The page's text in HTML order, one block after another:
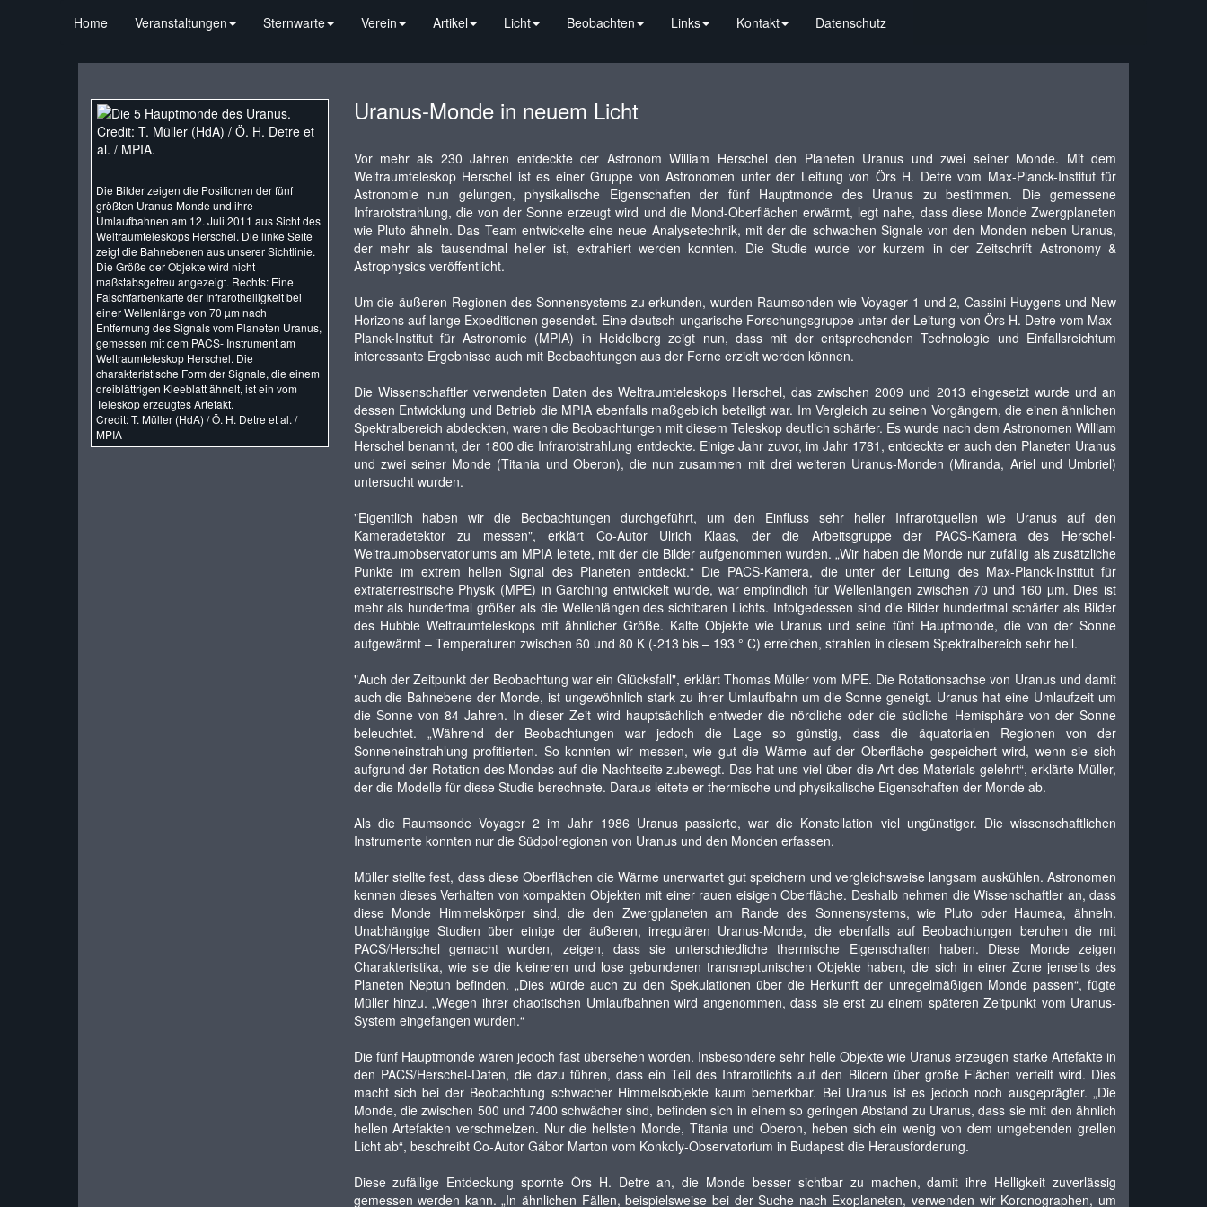
Home Veranstaltungen Sternwarte Verein Artikel Licht Beobachten Links Kontakt Datenschutz
Die Bilder zeigen die Positionen der fünf
größten Uranus-Monde und ihre
Umlaufbahnen am 12. Juli 2011 aus Sicht des
Weltraumteleskops Herschel. Die linke Seite
zeigt die Bahnebenen aus unserer Sichtlinie.
Die Größe der Objekte wird nicht
maßstabsgetreu angezeigt. Rechts: Eine
Falschfarbenkarte der Infrarothelligkeit bei
einer Wellenlänge von 70 µm nach
Entfernung des Signals vom Planeten Uranus,
gemessen mit dem PACS- Instrument am
Weltraumteleskop Herschel. Die
charakteristische Form der Signale, die einem
dreiblättrigen Kleeblatt ähnelt, ist ein vom
Teleskop erzeugtes Artefakt.
Credit: T. Müller (HdA) / Ö. H. Detre et al. /
MPIA
Uranus-Monde in neuem Licht
Vor mehr als 230 Jahren entdeckte der Astronom William Herschel den Planeten Uranus und zwei seiner Monde. Mit dem
Weltraumteleskop Herschel ist es einer Gruppe von Astronomen unter der Leitung von Örs H. Detre vom Max-Planck-Institut für
Astronomie nun gelungen, physikalische Eigenschaften der fünf Hauptmonde des Uranus zu bestimmen. Die gemessene
Infrarotstrahlung, die von der Sonne erzeugt wird und die Mond-Oberflächen erwärmt, legt nahe, dass diese Monde Zwergplaneten
wie Pluto ähneln. Das Team entwickelte eine neue Analysetechnik, mit der die schwachen Signale von den Monden neben Uranus,
der mehr als tausendmal heller ist, extrahiert werden konnten. Die Studie wurde vor kurzem in der Zeitschrift Astronomy &
Astrophysics veröffentlicht.
Um die äußeren Regionen des Sonnensystems zu erkunden, wurden Raumsonden wie Voyager 1 und 2, Cassini-Huygens und New
Horizons auf lange Expeditionen gesendet. Eine deutsch-ungarische Forschungsgruppe unter der Leitung von Örs H. Detre vom Max-
Planck-Institut für Astronomie (MPIA) in Heidelberg zeigt nun, dass mit der entsprechenden Technologie und Einfallsreichtum
interessante Ergebnisse auch mit Beobachtungen aus der Ferne erzielt werden können.
Die Wissenschaftler verwendeten Daten des Weltraumteleskops Herschel, das zwischen 2009 und 2013 eingesetzt wurde und an
dessen Entwicklung und Betrieb die MPIA ebenfalls maßgeblich beteiligt war. Im Vergleich zu seinen Vorgängern, die einen ähnlichen
Spektralbereich abdeckten, waren die Beobachtungen mit diesem Teleskop deutlich schärfer. Es wurde nach dem Astronomen William
Herschel benannt, der 1800 die Infrarotstrahlung entdeckte. Einige Jahr zuvor, im Jahr 1781, entdeckte er auch den Planeten Uranus
und zwei seiner Monde (Titania und Oberon), die nun zusammen mit drei weiteren Uranus-Monden (Miranda, Ariel und Umbriel)
untersucht wurden.
"Eigentlich haben wir die Beobachtungen durchgeführt, um den Einfluss sehr heller Infrarotquellen wie Uranus auf den
Kameradetektor zu messen", erklärt Co-Autor Ulrich Klaas, der die Arbeitsgruppe der PACS-Kamera des Herschel-
Weltraumobservatoriums am MPIA leitete, mit der die Bilder aufgenommen wurden. „Wir haben die Monde nur zufällig als zusätzliche
Punkte im extrem hellen Signal des Planeten entdeckt.“ Die PACS-Kamera, die unter der Leitung des Max-Planck-Institut für
extraterrestrische Physik (MPE) in Garching entwickelt wurde, war empfindlich für Wellenlängen zwischen 70 und 160 µm. Dies ist
mehr als hundertmal größer als die Wellenlängen des sichtbaren Lichts. Infolgedessen sind die Bilder hundertmal schärfer als Bilder
des Hubble Weltraumteleskops mit ähnlicher Größe. Kalte Objekte wie Uranus und seine fünf Hauptmonde, die von der Sonne
aufgewärmt – Temperaturen zwischen 60 und 80 K (-213 bis – 193 ° C) erreichen, strahlen in diesem Spektralbereich sehr hell.
"Auch der Zeitpunkt der Beobachtung war ein Glücksfall", erklärt Thomas Müller vom MPE. Die Rotationsachse von Uranus und damit
auch die Bahnebene der Monde, ist ungewöhnlich stark zu ihrer Umlaufbahn um die Sonne geneigt. Uranus hat eine Umlaufzeit um
die Sonne von 84 Jahren. In dieser Zeit wird hauptsächlich entweder die nördliche oder die südliche Hemisphäre von der Sonne
beleuchtet. „Während der Beobachtungen war jedoch die Lage so günstig, dass die äquatorialen Regionen von der
Sonneneinstrahlung profitierten. So konnten wir messen, wie gut die Wärme auf der Oberfläche gespeichert wird, wenn sie sich
aufgrund der Rotation des Mondes auf die Nachtseite zubewegt. Das hat uns viel über die Art des Materials gelehrt“, erklärte Müller,
der die Modelle für diese Studie berechnete. Daraus leitete er thermische und physikalische Eigenschaften der Monde ab.
Als die Raumsonde Voyager 2 im Jahr 1986 Uranus passierte, war die Konstellation viel ungünstiger. Die wissenschaftlichen
Instrumente konnten nur die Südpolregionen von Uranus und den Monden erfassen.
Müller stellte fest, dass diese Oberflächen die Wärme unerwartet gut speichern und vergleichsweise langsam auskühlen. Astronomen
kennen dieses Verhalten von kompakten Objekten mit einer rauen eisigen Oberfläche. Deshalb nehmen die Wissenschaftler an, dass
diese Monde Himmelskörper sind, die den Zwergplaneten am Rande des Sonnensystems, wie Pluto oder Haumea, ähneln.
Unabhängige Studien über einige der äußeren, irregulären Uranus-Monde, die ebenfalls auf Beobachtungen beruhen die mit
PACS/Herschel gemacht wurden, zeigen, dass sie unterschiedliche thermische Eigenschaften haben. Diese Monde zeigen
Charakteristika, wie sie die kleineren und lose gebundenen transneptunischen Objekte haben, die sich in einer Zone jenseits des
Planeten Neptun befinden. „Dies würde auch zu den Spekulationen über die Herkunft der unregelmäßigen Monde passen“, fügte
Müller hinzu. „Wegen ihrer chaotischen Umlaufbahnen wird angenommen, dass sie erst zu einem späteren Zeitpunkt vom Uranus-
System eingefangen wurden.“
Die fünf Hauptmonde wären jedoch fast übersehen worden. Insbesondere sehr helle Objekte wie Uranus erzeugen starke Artefakte in
den PACS/Herschel-Daten, die dazu führen, dass ein Teil des Infrarotlichts auf den Bildern über große Flächen verteilt wird. Dies
macht sich bei der Beobachtung schwacher Himmelsobjekte kaum bemerkbar. Bei Uranus ist es jedoch noch ausgeprägter. „Die
Monde, die zwischen 500 und 7400 schwächer sind, befinden sich in einem so geringen Abstand zu Uranus, dass sie mit den ähnlich
hellen Artefakten verschmelzen. Nur die hellsten Monde, Titania und Oberon, heben sich ein wenig von dem umgebenden grellen
Licht ab“, beschreibt Co-Autor Gábor Marton vom Konkoly-Observatorium in Budapest die Herausforderung.
Diese zufällige Entdeckung spornte Örs H. Detre an, die Monde besser sichtbar zu machen, damit ihre Helligkeit zuverlässig
gemessen werden kann. „In ähnlichen Fällen, beispielsweise bei der Suche nach Exoplaneten, verwenden wir Koronographen, um